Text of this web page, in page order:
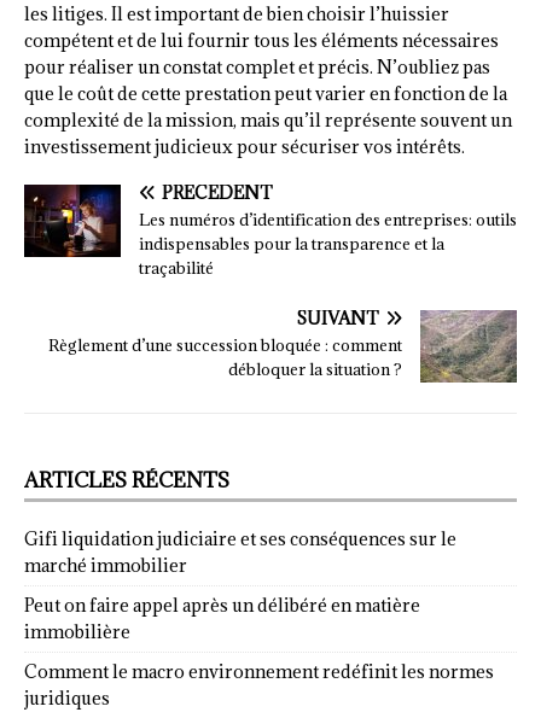
les litiges. Il est important de bien choisir l’huissier
compétent et de lui fournir tous les éléments nécessaires
pour réaliser un constat complet et précis. N’oubliez pas
que le coût de cette prestation peut varier en fonction de la
complexité de la mission, mais qu’il représente souvent un
investissement judicieux pour sécuriser vos intérêts.
PRÉCÉDENT
Les numéros d’identification des entreprises: outils
indispensables pour la transparence et la
traçabilité
SUIVANT
Règlement d’une succession bloquée : comment
débloquer la situation ?
ARTICLES RÉCENTS
Gifi liquidation judiciaire et ses conséquences sur le
marché immobilier
Peut on faire appel après un délibéré en matière
immobilière
Comment le macro environnement redéfinit les normes
juridiques